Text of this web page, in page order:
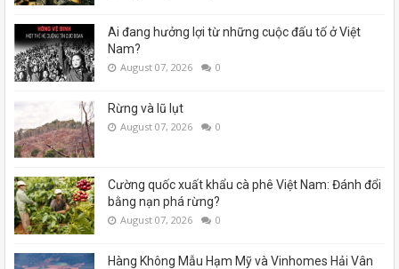
Ai đang hưởng lợi từ những cuộc đấu tố ở Việt
Nam?
August 07, 2026 0
Rừng và lũ lụt
August 07, 2026 0
Cường quốc xuất khẩu cà phê Việt Nam: Đánh đổi
bằng nạn phá rừng?
August 07, 2026 0
Hàng Không Mẫu Hạm Mỹ và Vinhomes Hải Vân